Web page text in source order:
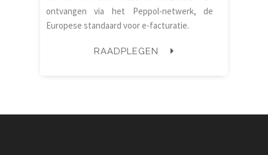
ontvangen via het Peppol-netwerk, de
Europese standaard voor e-facturatie.
RAADPLEGEN